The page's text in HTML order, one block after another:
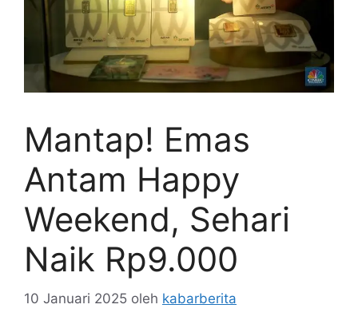
Mantap! Emas
Antam Happy
Weekend, Sehari
Naik Rp9.000
10 Januari 2025 oleh kabarberita